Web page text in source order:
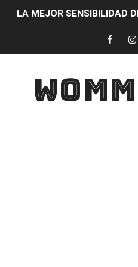
LA MEJOR SENSIBILIDAD
DIAMANTES Free Fire
LA APLICACIÓN QUE